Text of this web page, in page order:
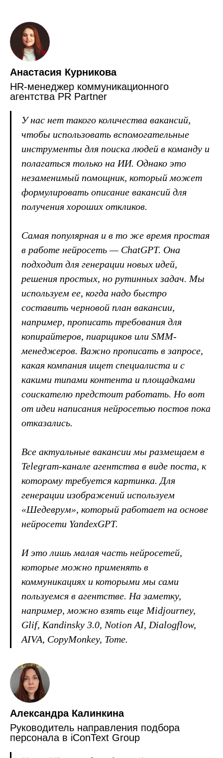
Анастасия Курникова
HR-менеджер коммуникационного
агентства PR Partner
У нас нет такого количества вакансий,
чтобы использовать вспомогательные
инструменты для поиска людей в команду и
полагаться только на ИИ. Однако это
незаменимый помощник, который может
формулировать описание вакансий для
получения хороших откликов.
Самая популярная и в то же время простая
в работе нейросеть — ChatGPT. Она
подходит для генерации новых идей,
решения простых, но рутинных задач. Мы
используем ее, когда надо быстро
составить черновой план вакансии,
например, прописать требования для
копирайтеров, пиарщиков или SMM-
менеджеров. Важно прописать в запросе,
какая компания ищет специалиста и с
какими типами контента и площадками
соискателю предстоит работать. Но вот
от идеи написания нейросетью постов пока
отказались.
Все актуальные вакансии мы размещаем в
Telegram-канале агентства в виде поста, к
которому требуется картинка. Для
генерации изображений используем
«Шедеврум», который работает на основе
нейросети YandexGPT.
И это лишь малая часть нейросетей,
которые можно применять в
коммуникациях и которыми мы сами
пользуемся в агентстве. На заметку,
например, можно взять еще Midjourney,
Glif, Kandinsky 3.0, Notion AI, Dialogflow,
AIVA, CopyMonkey, Tome.
Александра Калинкина
Руководитель направления подбора
персонала в iConText Group